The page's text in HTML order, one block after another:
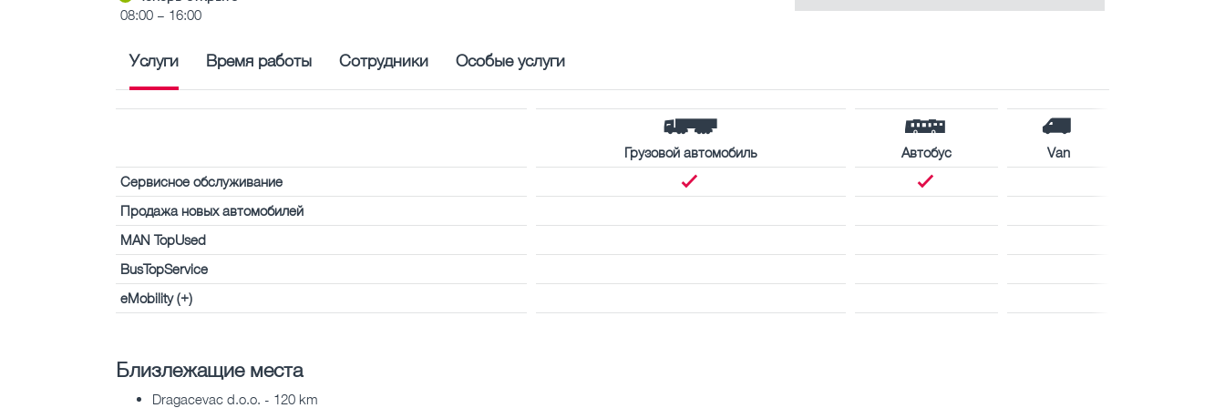
08:00 – 16:00
Услуги Время работы Сотрудники Особые услуги
Грузовой автомобиль Автобус
Van
Сервисное обслуживание
Продажа новых автомобилей
MAN TopUsed
BusTopService
eMobility (+)
Близлежащие места
Dragacevac d.o.o. - 120 km